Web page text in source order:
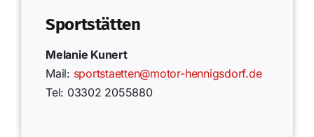
Sportstätten
Melanie Kunert
Mail: sportstaetten@motor-hennigsdorf.de
Tel: 03302 2055880